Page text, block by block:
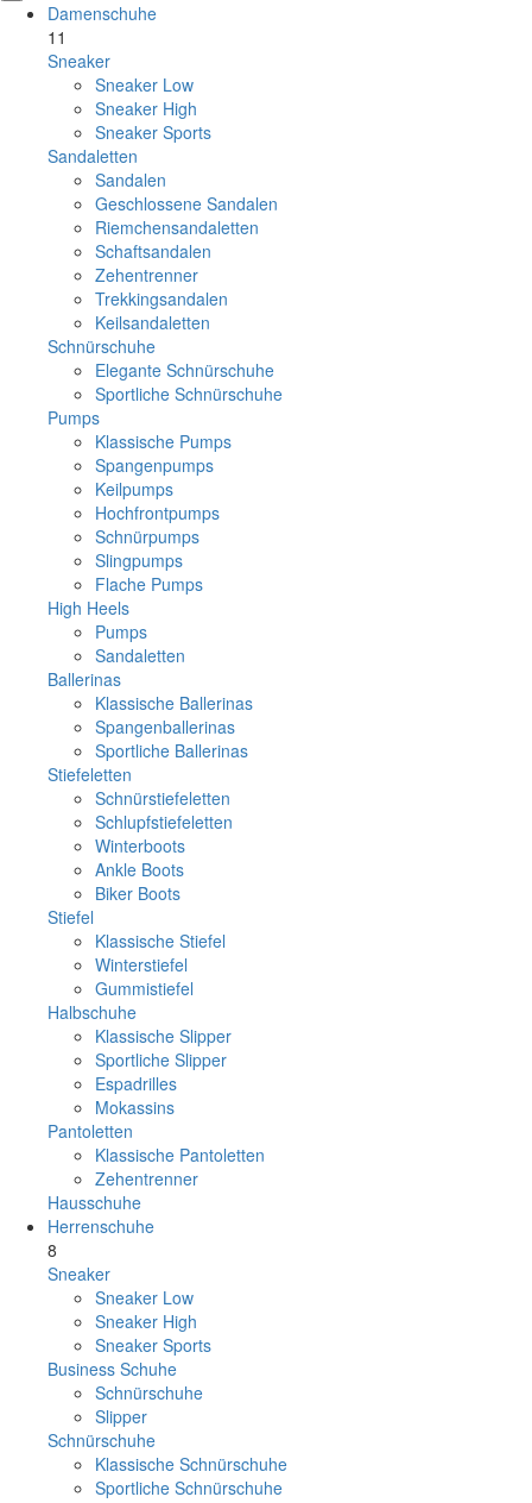
Damenschuhe
11
Sneaker
Sneaker Low
Sneaker High
Sneaker Sports
Sandaletten
Sandalen
Geschlossene Sandalen
Riemchensandaletten
Schaftsandalen
Zehentrenner
Trekkingsandalen
Keilsandaletten
Schnürschuhe
Elegante Schnürschuhe
Sportliche Schnürschuhe
Pumps
Klassische Pumps
Spangenpumps
Keilpumps
Hochfrontpumps
Schnürpumps
Slingpumps
Flache Pumps
High Heels
Pumps
Sandaletten
Ballerinas
Klassische Ballerinas
Spangenballerinas
Sportliche Ballerinas
Stiefeletten
Schnürstiefeletten
Schlupfstiefeletten
Winterboots
Ankle Boots
Biker Boots
Stiefel
Klassische Stiefel
Winterstiefel
Gummistiefel
Halbschuhe
Klassische Slipper
Sportliche Slipper
Espadrilles
Mokassins
Pantoletten
Klassische Pantoletten
Zehentrenner
Hausschuhe
Herrenschuhe
8
Sneaker
Sneaker Low
Sneaker High
Sneaker Sports
Business Schuhe
Schnürschuhe
Slipper
Schnürschuhe
Klassische Schnürschuhe
Sportliche Schnürschuhe